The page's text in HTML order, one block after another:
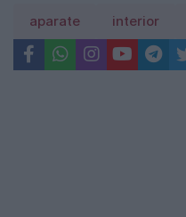
aparate interior